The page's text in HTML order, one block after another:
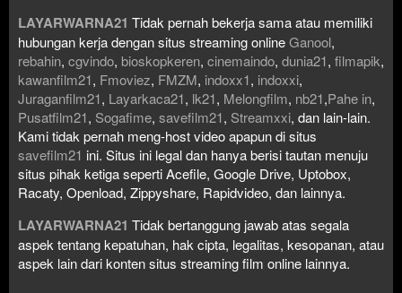
LAYARWARNA21 Tidak pernah bekerja sama atau memiliki
hubungan kerja dengan situs streaming onlineGanool,
rebahin, cgvindo, bioskopkeren, cinemaindo, dunia21, filmapik,
kawanfilm21, Fmoviez, FMZM, indoxx1, indoxxi,
Juraganfilm21, Layarkaca21, lk21, Melongfilm, nb21,Pahe in,
Pusatfilm21, Sogafime, savefilm21, Streamxxi, dan lain-lain.
Kami tidak pernah meng-host video apapun di situs
savefilm21 ini. Situs ini legal dan hanya berisi tautan menuju
situs pihak ketiga seperti Acefile, Google Drive, Uptobox,
Racaty, Openload, Zippyshare, Rapidvideo, dan lainnya.
LAYARWARNA21 Tidak bertanggung jawab atas segala
aspek tentang kepatuhan, hak cipta, legalitas, kesopanan, atau
aspek lain dari konten situs streaming film online lainnya.